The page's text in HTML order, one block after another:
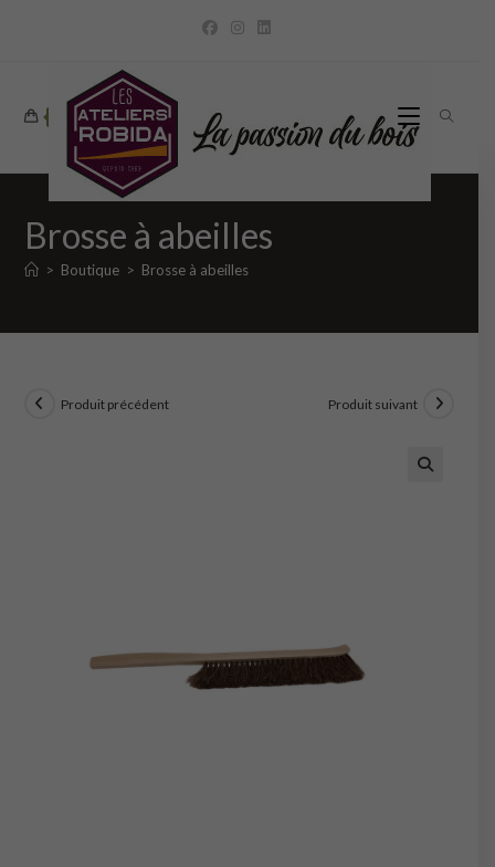
Brosse à abeilles
> Boutique > Brosse à abeilles
Produit précédent Produit suivant